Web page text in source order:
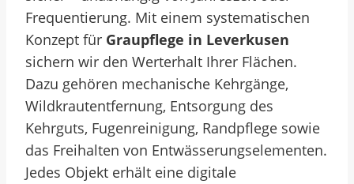
Frequentierung. Mit einem systematischen
Konzept für Graupflege in Leverkusen
sichern wir den Werterhalt Ihrer Flächen.
Dazu gehören mechanische Kehrgänge,
Wildkrautentfernung, Entsorgung des
Kehrguts, Fugenreinigung, Randpflege sowie
das Freihalten von Entwässerungselementen.
Jedes Objekt erhält eine digitale